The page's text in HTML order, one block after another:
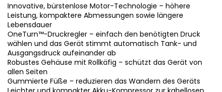
Innovative, bürstenlose Motor-Technologie – höhere
Leistung, kompaktere Abmessungen sowie längere
Lebensdauer
OneTurn™-Druckregler – einfach den benötigten Druck
wählen und das Gerät stimmt automatisch Tank- und
Ausgangsdruck aufeinander ab
Robustes Gehäuse mit Rollkäfig – schützt das Gerät von
allen Seiten
Gummierte Füße – reduzieren das Wandern des Geräts